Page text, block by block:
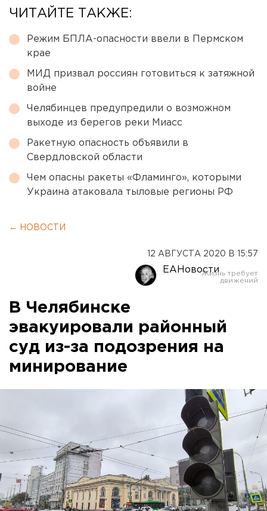
ЧИТАЙТЕ ТАКЖЕ:
Режим БПЛА-опасности ввели в Пермском
крае
МИД призвал россиян готовиться к затяжной
войне
Челябинцев предупредили о возможном
выходе из берегов реки Миасс
Ракетную опасность объявили в
Свердловской области
Чем опасны ракеты «Фламинго», которыми
Украина атаковала тыловые регионы РФ
← НОВОСТИ
12 АВГУСТА 2020 В 15:57
ЕАНовости
В Челябинске
эвакуировали районный
суд из-за подозрения на
минирование